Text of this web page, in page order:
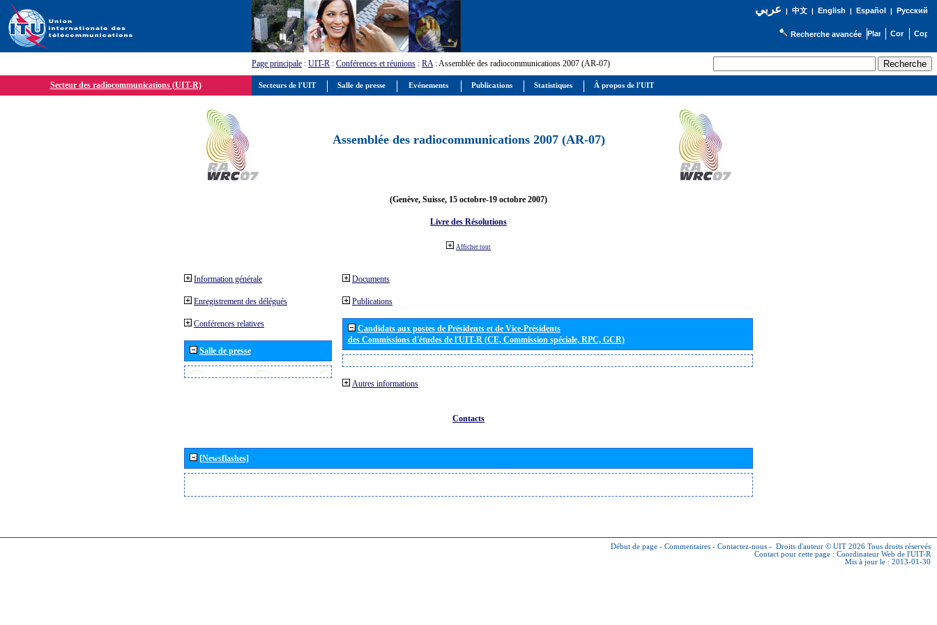
عربي| 中文| English | Español | Русский
Recherche avancée
Page principale : UIT-R : Conférences et réunions : RA: Assemblée des radiocommunications 2007 (AR-07)
Secteur des radiocommunications (UIT-R)
Assemblée des radiocommunications 2007 (AR-07)
(Genève, Suisse, 15 octobre-19 octobre 2007)
Livre des Résolutions
Afficher tout
Information générale
Enregistrement des délégués
Conférences relatives
Salle de presse
Documents
Publications
Candidats aux postes de Présidents et de Vice-Présidents
des Commissions d'études de l'UIT-R (CE, Commission spéciale, RPC, GCR)
Autres informations
Contacts
[Newsflashes]
Début de page - Commentaires - Contactez-nous - Droits d'auteur © UIT 2026 Tous droits réservés
Contact pour cette page : Coordinateur Web de l'UIT-R
Mis à jour le : 2013-01-30
Secteurs de l'UIT Salle de presse Evénements Publications Statistiques À propos de l'UIT